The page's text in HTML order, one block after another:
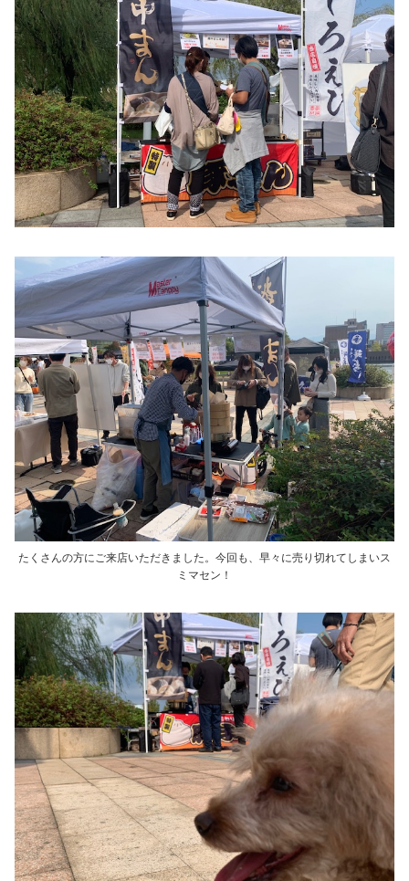
たくさんの方にご来店いただきました。今回も、早々に売り切れてしまいス
ミマセン！